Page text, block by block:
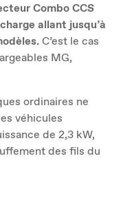
Combo CCS
allant jusqu’à
C’est le cas
MG,
ordinaires ne
véhicules
de 2,3 kW,
des fils du